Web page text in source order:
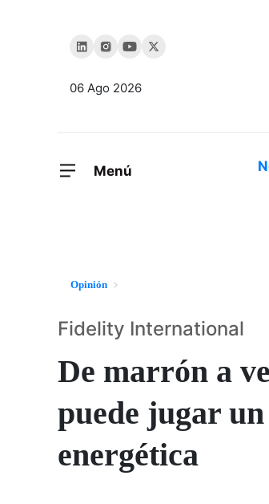
06 Ago 2026
Menú
Opinión
De marrón a
puede jugar
energética
Fidelity International